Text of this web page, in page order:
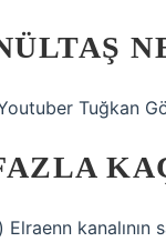
Tuğkan
Elraenn